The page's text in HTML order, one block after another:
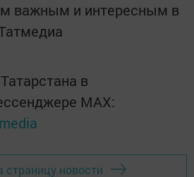
важным и интересным в
в
MАХ:
страницу новости